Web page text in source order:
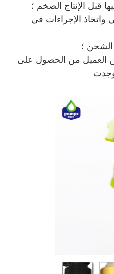
واتخاذ الإجراءات في
العميل من الحصول على
وجدت